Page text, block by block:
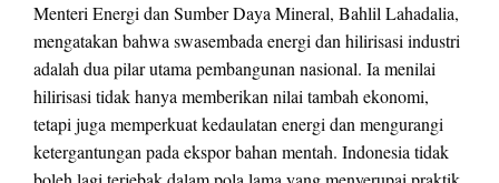
Menteri Energi dan Sumber Daya Mineral, Bahlil Lahadalia,
mengatakan bahwa swasembada energi dan hilirisasi industri
adalah dua pilar utama pembangunan nasional. Ia menilai
hilirisasi tidak hanya memberikan nilai tambah ekonomi,
tetapi juga memperkuat kedaulatan energi dan mengurangi
ketergantungan pada ekspor bahan mentah. Indonesia tidak